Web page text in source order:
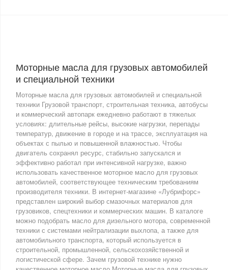
Моторные масла для грузовых автомобилей
и специальной техники
Моторные масла для грузовых автомобилей и специальной
техники Грузовой транспорт, строительная техника, автобусы
и коммерческий автопарк ежедневно работают в тяжелых
условиях: длительные рейсы, высокие нагрузки, перепады
температур, движение в городе и на трассе, эксплуатация на
объектах с пылью и повышенной влажностью. Чтобы
двигатель сохранял ресурс, стабильно запускался и
эффективно работал при интенсивной нагрузке, важно
использовать качественное моторное масло для грузовых
автомобилей, соответствующее техническим требованиям
производителя техники. В интернет-магазине «Лубрифорс»
представлен широкий выбор смазочных материалов для
грузовиков, спецтехники и коммерческих машин. В каталоге
можно подобрать масло для дизельного мотора, современной
техники с системами нейтрализации выхлопа, а также для
автомобильного транспорта, который используется в
строительной, промышленной, сельскохозяйственной и
логистической сфере. Зачем грузовой технике нужно